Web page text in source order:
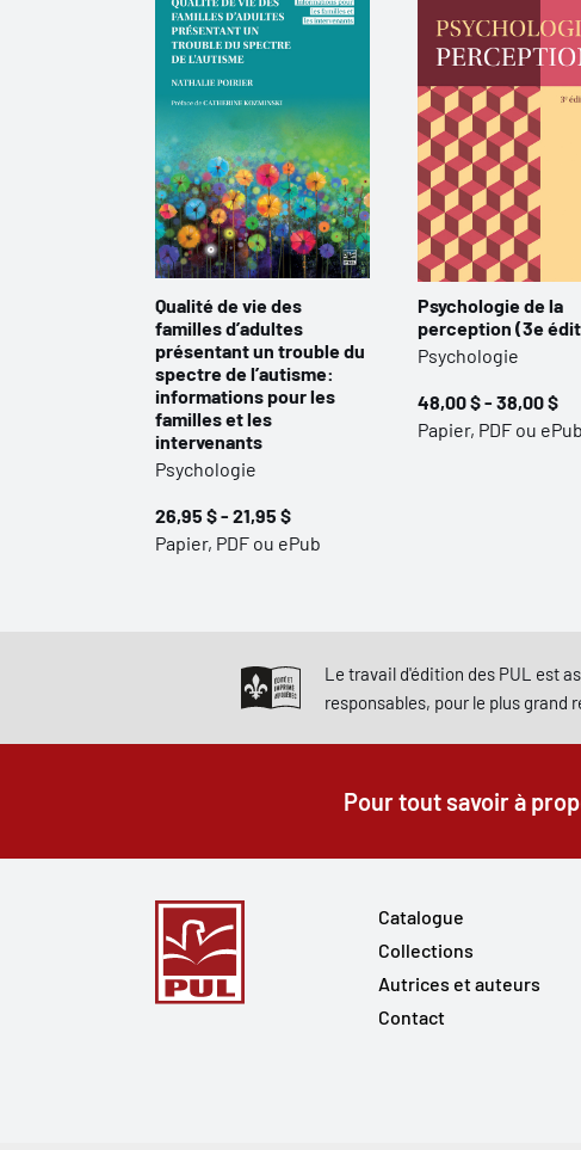
Qualité de vie des
familles d’adultes
présentant un trouble du
spectre de l’autisme:
informations pour les
familles et les
intervenants
Psychologie
26,95 $ - 21,95 $
Papier, PDF ou ePub
Psychologie de la
perception (3e
Psychologie
48,00 $ - 38,00 $
Papier, PDF ou ePub
Le travail d'édition des PUL est
responsables, pour le plus grand
Pour tout savoir à
Catalogue
Collections
Autrices et auteurs
Contact